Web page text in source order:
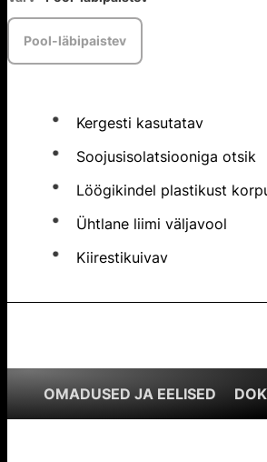
Pool-läbipaistev
Kergesti kasutatav
Soojusisolatsiooniga otsik
Löögikindel plastikust
Ühtlane liimi väljavool
Kiirestikuivav
OMADUSED JA EELISED